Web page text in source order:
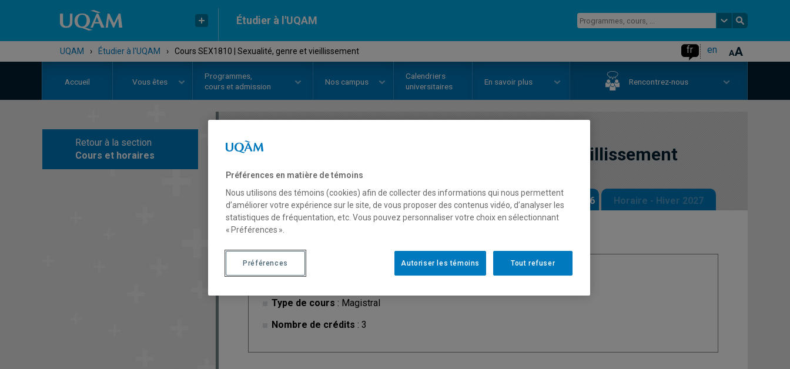
Étudier à l'UQAM
UQAM › Étudier à l'UQAM › Cours SEX1810 | Sexualité, genre et vieillissement fr en
Accueil Vous êtes
Programmes,
cours et admission
Nos campus
Calendriers
universitaires
En savoir plus Rencontrez-nous
Retour à la section
Cours et horaires
COURS Sexualité, genre et vieillissement
Description Horaire - Été 2026 Horaire - Automne 2026 Horaire - Hiver 2027
Type de cours : Magistral
Nombre de crédits : 3
Préférences en matière de témoins
Nous utilisons des témoins (cookies) afin de collecter des informations qui nous permettent
d’améliorer votre expérience sur le site, de vous proposer des contenus vidéo, d’analyser les
statistiques de fréquentation, etc. Vous pouvez personnaliser votre choix en sélectionnant
« Préférences ».
Tout refuser
Autoriser les témoins
Préférences